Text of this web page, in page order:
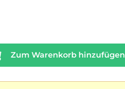
Zum Warenkorb hinzufügen